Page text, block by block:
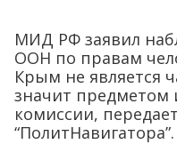
МИД РФ заявил
ООН по правам
Крым не является
значит предметом
комиссии,
“ПолитНавигатора”.